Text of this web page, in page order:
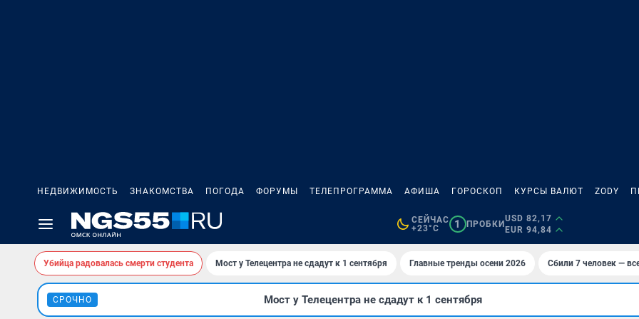
НЕДВИЖИМОСТЬ ЗНАКОМСТВА ПОГОДА ФОРУМЫ ТЕЛЕПРОГРАММА АФИША ГОРОСКОП КУРСЫ ВАЛЮТ ZODY
СЕЙЧАС
+23°C
1 ПРОБКИ
USD 82,17
EUR 94,84
Убийца радовалась смерти студента Мост у Телецентра не сдадут к 1 сентября Главные тренды осени 2026 Сбили 7 человек —
СРОЧНО Мост у Телецентра не сдадут к 1 сентября